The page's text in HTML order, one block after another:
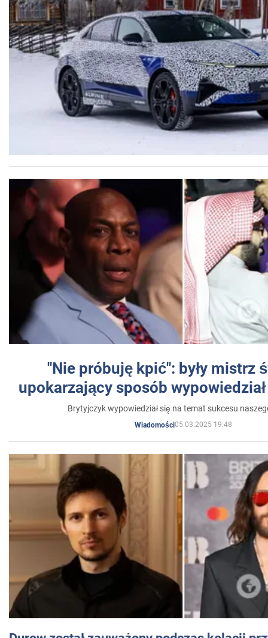
"Nie próbuję kpić": były mistrz
upokarzający sposób
Brytyjczyk wypowiedział się na temat sukcesu
Wiadomości05.03.2025 19:48